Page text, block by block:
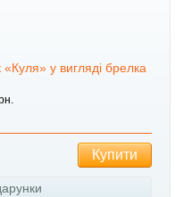
«Куля» у вигляді брелка
Купити